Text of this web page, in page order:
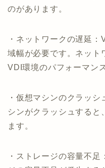
のがあります。
・ネットワークの遅延
域幅が必要です。ネット
VDI環境のパフォーマン
・仮想マシンのクラッ
シンがクラッシュすると
ます。
・ストレージの容量不